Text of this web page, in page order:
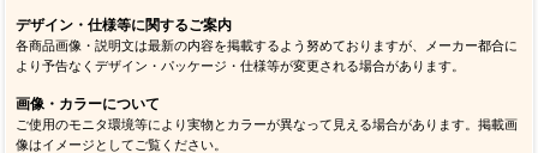
デザイン・仕様等に関するご案内
各商品画像・説明文は最新の内容を掲載するよう努めておりますが、メーカー都合に
より予告なくデザイン・パッケージ・仕様等が変更される場合があります。
画像・カラーについて
ご使用のモニタ環境等により実物とカラーが異なって見える場合があります。掲載画
像はイメージとしてご覧ください。